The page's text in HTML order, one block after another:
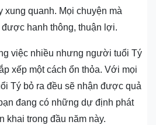
xung quanh. Mọi chuyện mà
hanh thông, thuận lợi.
việc nhiều nhưng người tuổi Tý
xếp một cách ổn thỏa. Với mọi
Tý bỏ ra đều sẽ nhận được quả
đang có những dự định phát
khai trong đầu năm này.